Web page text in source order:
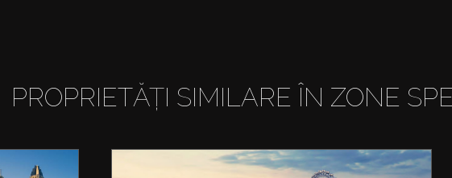
PROPRIETĂȚI SIMILARE ÎN ZONE